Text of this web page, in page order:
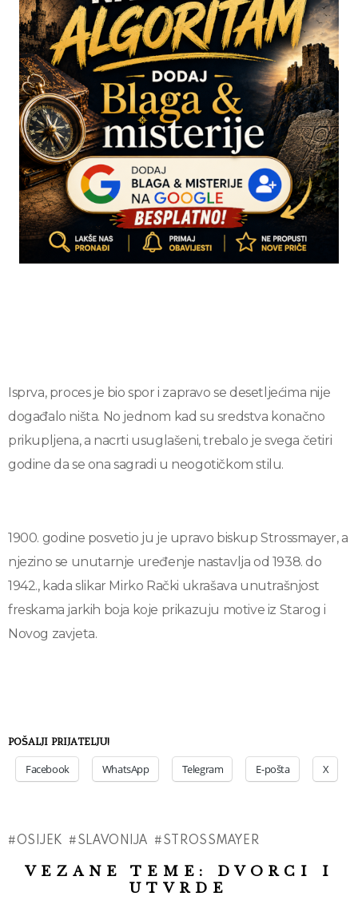
Isprva, proces je bio spor i zapravo se desetljećima nije
događalo ništa. No jednom kad su sredstva konačno
prikupljena, a nacrti usuglašeni, trebalo je svega četiri
godine da se ona sagradi u neogotičkom stilu.
1900. godine posvetio ju je upravo biskup Strossmayer, a
njezino se unutarnje uređenje nastavlja od 1938. do
1942., kada slikar Mirko Rački ukrašava unutrašnjost
freskama jarkih boja koje prikazuju motive iz Starog i
Novog zavjeta.
POŠALJI PRIJATELJU!
Facebook WhatsApp Telegram E-pošta X
OSIJEK SLAVONIJA STROSSMAYER
VEZANE TEME: DVORCI I
UTVRDE